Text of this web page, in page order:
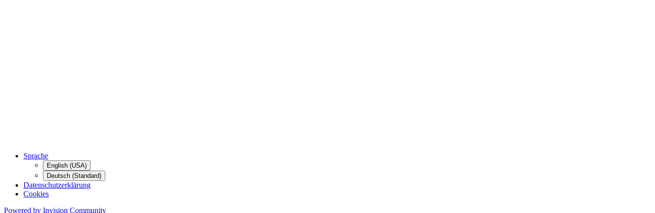
Sprache
English (USA)
Deutsch (Standard)
Datenschutzerklärung
Cookies
Powered by Invision Community